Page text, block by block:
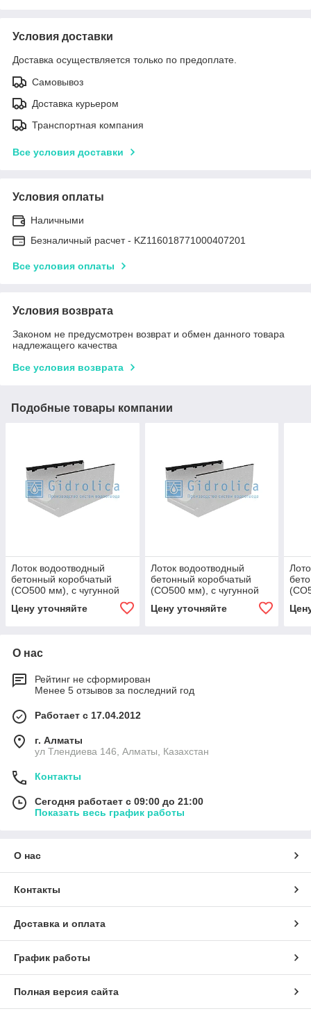
Условия доставки
Доставка осуществляется только по предоплате.
Самовывоз
Доставка курьером
Транспортная компания
Все условия доставки
Условия оплаты
Наличными
Безналичный расчет - KZ116018771000407201
Все условия оплаты
Условия возврата
Законом не предусмотрен возврат и обмен данного товара
надлежащего качества
Все условия возврата
Подобные товары компании
Лоток водоотводный
бетонный коробчатый
(СО500 мм), с чугунной
насадкой, с уклоном 0,5%
КUу 100.60,3
Цену уточняйте
Лоток водоотводный
бетонный коробчатый
(СО500 мм), с чугунной
насадкой, с уклоном 0,5%
КUу 100.60,3
Цену уточняйте
КUу
О нас
Рейтинг не сформирован
Менее 5 отзывов за последний год
Работает с 17.04.2012
г. Алматы
ул Тлендиева 146, Алматы, Казахстан
Контакты
Сегодня работает с 09:00 до 21:00
Показать весь график работы
О нас
Контакты
Доставка и оплата
График работы
Полная версия сайта